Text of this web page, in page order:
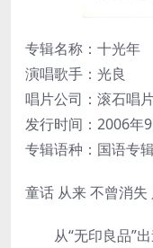
专辑名称：十光年
演唱歌手：光良
唱片公司：滚石唱
发行时间：2006年
专辑语种：国语专
童话 从来 不曾消失
从“无印良品”出